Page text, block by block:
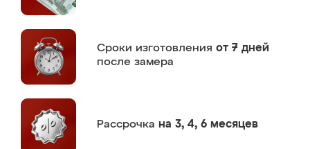
Сроки изготовления от 7 дней
после замера
Рассрочка на 3, 4, 6 месяцев